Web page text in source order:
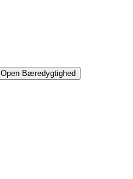
Open Bæredygtighed